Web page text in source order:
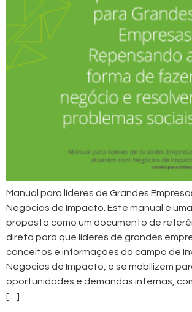
Manual para líderes de Grandes
Negócios de Impacto. Este manual é
proposta como um documento de
direta para que líderes de grandes
conceitos e informações do campo de
Negócios de Impacto, e se mobilizem
oportunidades e demandas internas,
[…]